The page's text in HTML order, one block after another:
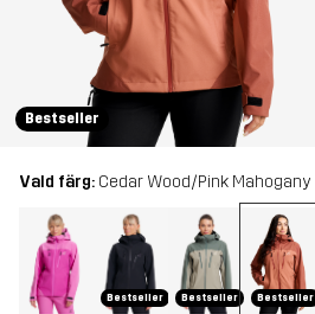
Bestseller
Vald färg: Cedar Wood/Pink Mahogany
Bestseller Bestseller Bestseller